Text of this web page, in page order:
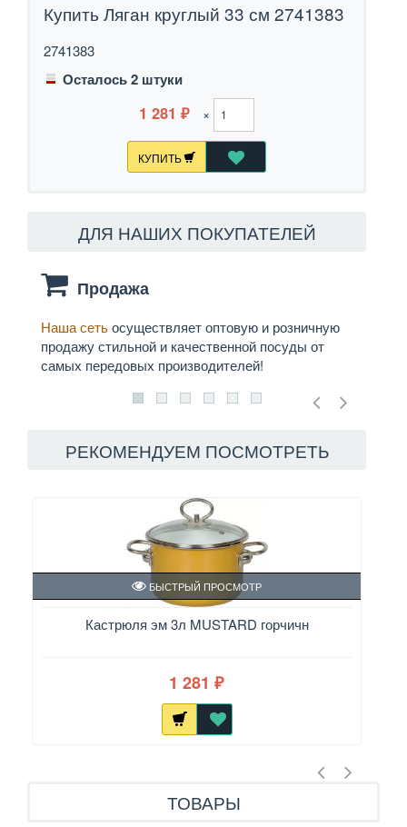
Купить Ляган круглый 33 см 2741383
2741383
Осталось 2 штуки
1 281 ₽ ×
КУПИТЬ
ДЛЯ НАШИХ ПОКУПАТЕЛЕЙ
Продажа
Наша сетьосуществляет оптовую и розничную
продажу стильной и качественной посуды от
самых передовых производителей!
РЕКОМЕНДУЕМ ПОСМОТРЕТЬ
Кастрюля эм 3л MUSTARD горчичн
БЫСТРЫЙ ПРОСМОТР
1 281 ₽
ТОВАРЫ